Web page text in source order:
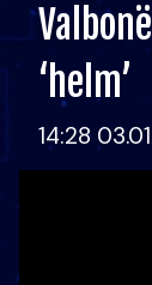
‘helm’
14:28